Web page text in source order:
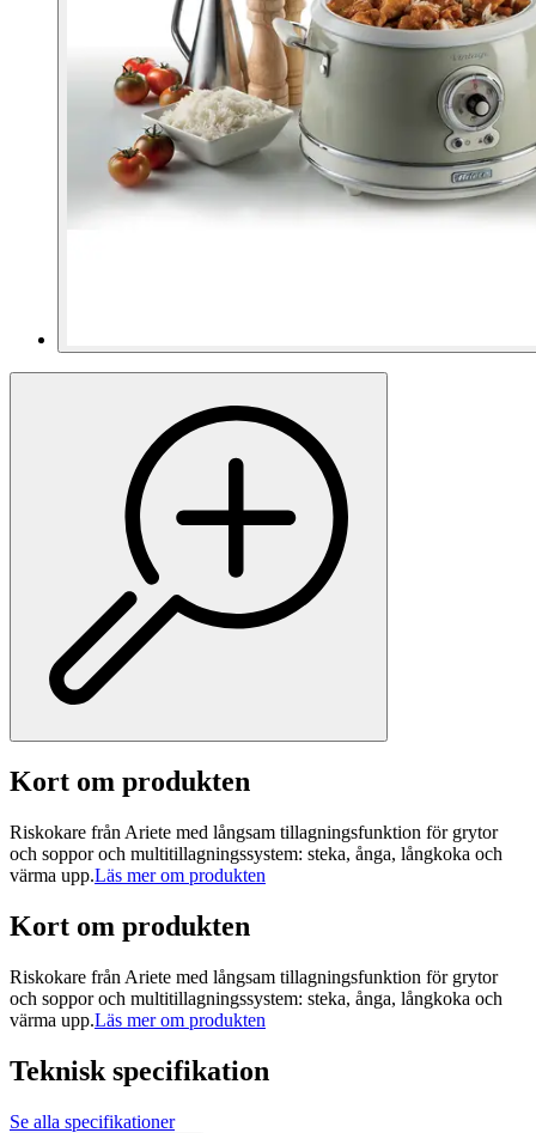
Kort om produkten
Riskokare från Ariete med långsam tillagningsfunktion för grytor
och soppor och multitillagningssystem: steka, ånga, långkoka och
värma upp.Läs mer om produkten
Kort om produkten
Riskokare från Ariete med långsam tillagningsfunktion för grytor
och soppor och multitillagningssystem: steka, ånga, långkoka och
värma upp.Läs mer om produkten
Teknisk specifikation
Se alla specifikationer